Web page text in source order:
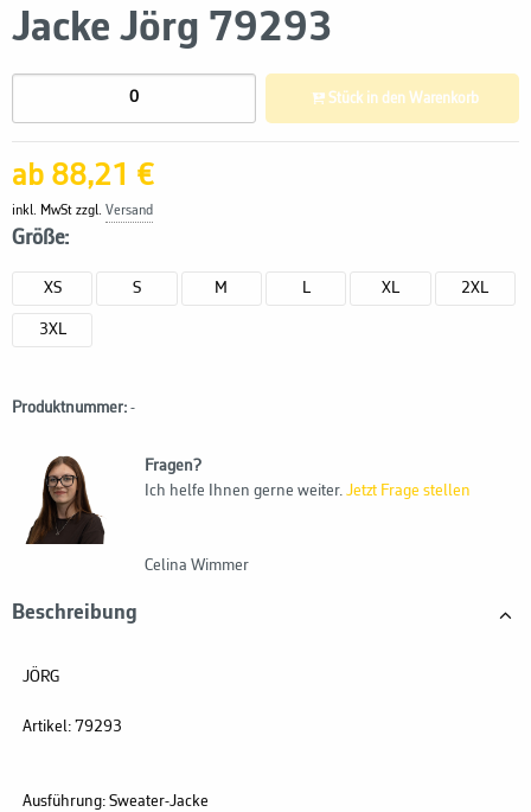
Jacke Jörg 79293
ab 88,21 €
inkl. MwSt zzgl. Versand
Größe:
XS S M L XL 2XL
3XL
Stück in den Warenkorb
Produktnummer: -
Fragen?
Ich helfe Ihnen gerne weiter. Jetzt Frage stellen
Celina Wimmer
Beschreibung
JÖRG
Artikel: 79293
Ausführung: Sweater-Jacke